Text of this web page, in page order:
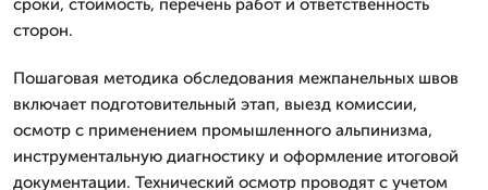
сроки, стоимость, перечень работ и ответственность
сторон.
Пошаговая методика обследования межпанельных швов
включает подготовительный этап, выезд комиссии,
осмотр с применением промышленного альпинизма,
инструментальную диагностику и оформление итоговой
документации. Технический осмотр проводят с учетом